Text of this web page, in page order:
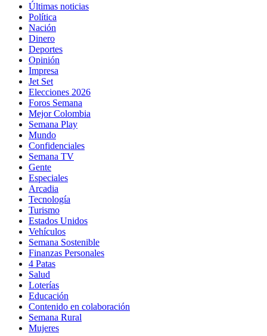
Últimas noticias
Política
Nación
Dinero
Deportes
Opinión
Impresa
Jet Set
Elecciones 2026
Foros Semana
Mejor Colombia
Semana Play
Mundo
Confidenciales
Semana TV
Gente
Especiales
Arcadia
Tecnología
Turismo
Estados Unidos
Vehículos
Semana Sostenible
Finanzas Personales
4 Patas
Salud
Loterías
Educación
Contenido en colaboración
Semana Rural
Mujeres